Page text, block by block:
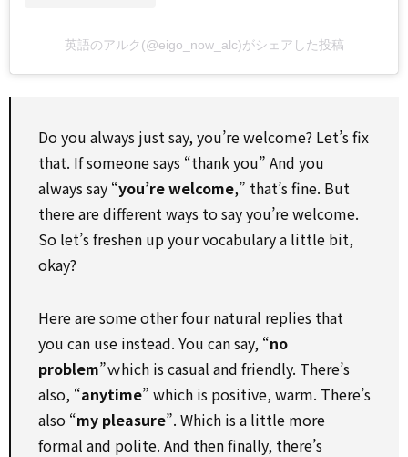
英語のアルク(@eigo_now_alc)がシェアした投稿
Do you always just say, you’re welcome? Let’s fix
that. If someone says “thank you” And you
always say “you’re welcome,” that’s fine. But
there are different ways to say you’re welcome.
So let’s freshen up your vocabulary a little bit,
okay?
Here are some other four natural replies that
you can use instead. You can say, “no
problem”ｗhich is casual and friendly. There’s
also, “anytime” which is positive, warm. There’s
also “my pleasure”. Which is a little more
formal and polite. And then finally, there’s